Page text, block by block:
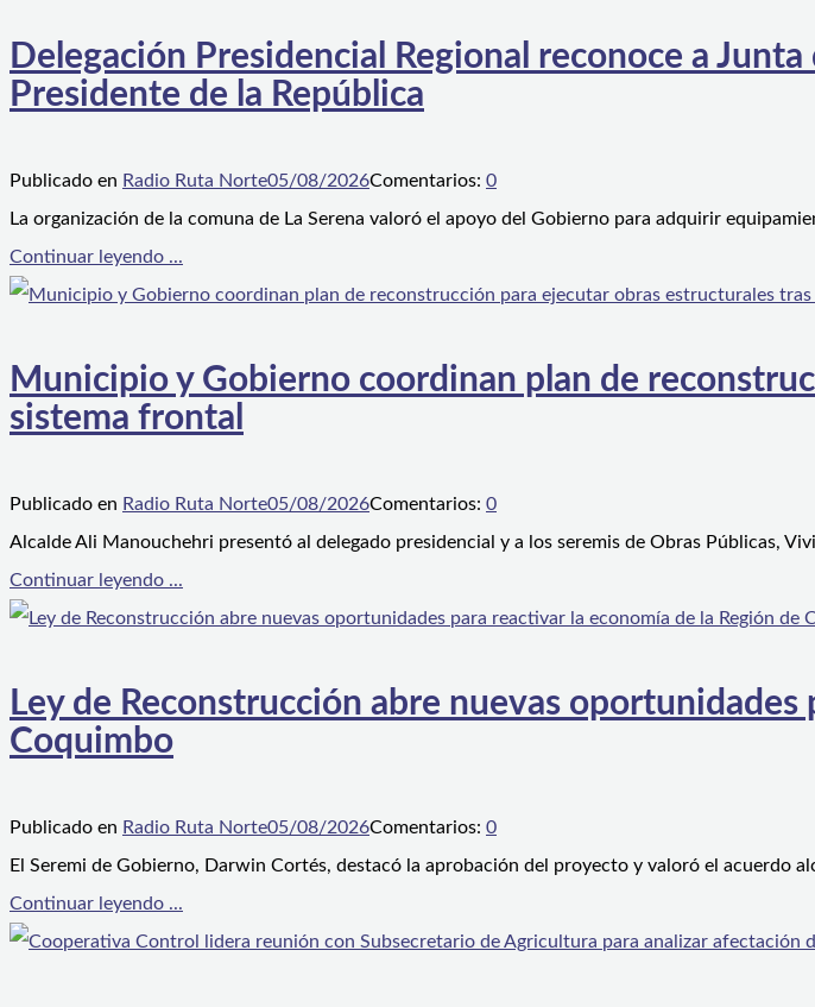
Delegación Presidencial Regional reconoce a
Presidente de la República
Publicado en Radio Ruta Norte05/08/2026Comentarios: 0
La organización de la comuna de La Serena valoró el apoyo del Gobierno para adquirir
Continuar leyendo ...
Municipio y Gobierno coordinan plan de
sistema frontal
Publicado en Radio Ruta Norte05/08/2026Comentarios: 0
Alcalde Ali Manouchehri presentó al delegado presidencial y a los seremis de Obras Públicas,
Continuar leyendo ...
Ley de Reconstrucción abre nuevas
Coquimbo
Publicado en Radio Ruta Norte05/08/2026Comentarios: 0
El Seremi de Gobierno, Darwin Cortés, destacó la aprobación del proyecto y valoró el acuerdo
Continuar leyendo ...